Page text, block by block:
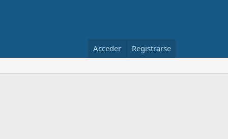
Acceder Registrarse